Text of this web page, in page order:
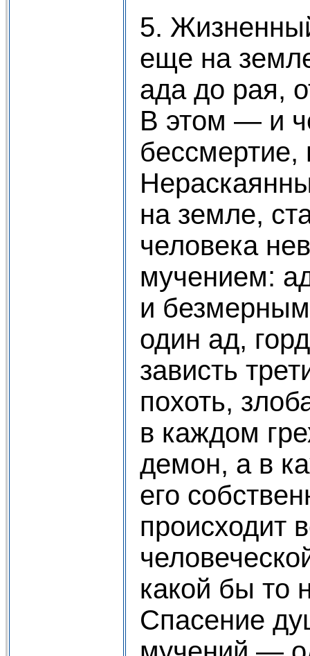
5.
еще на
ада до рая,
В этом — и
бессмертие,
на земле,
человека
мучением:
и
один ад,
зависть
похоть,
в каждом
демон, а в
его
происходит
какой бы то
Спасение